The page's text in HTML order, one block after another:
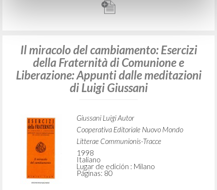
Il miracolo del cambiamento: Esercizi
della Fraternità di Comunione e
Liberazione: Appunti dalle meditazioni
di Luigi Giussani
Giussani Luigi Autor
Cooperativa Editoriale Nuovo Mondo
Litterae Communionis-Tracce
1998
Italiano
Lugar de edición : Milano
Páginas: 80